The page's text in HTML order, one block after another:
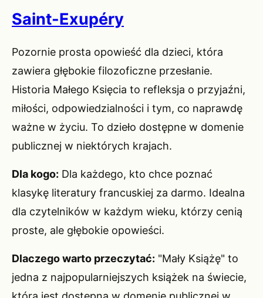
Saint-Exupéry
Pozornie prosta opowieść dla dzieci, która
zawiera głębokie filozoficzne przesłanie.
Historia Małego Księcia to refleksja o przyjaźni,
miłości, odpowiedzialności i tym, co naprawdę
ważne w życiu. To dzieło dostępne w domenie
publicznej w niektórych krajach.
Dla kogo: Dla każdego, kto chce poznać
klasykę literatury francuskiej za darmo. Idealna
dla czytelników w każdym wieku, którzy cenią
proste, ale głębokie opowieści.
Dlaczego warto przeczytać: "Mały Książę" to
jedna z najpopularniejszych książek na świecie,